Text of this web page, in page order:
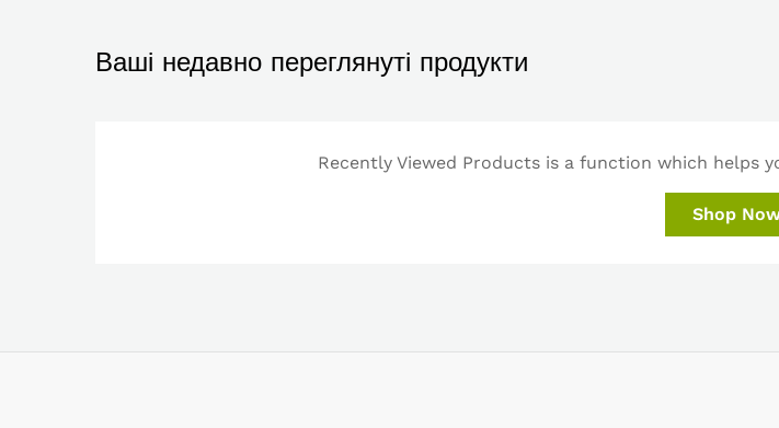
Ваші недавно переглянуті продукти
Recently Viewed Products is a function which helps
Shop